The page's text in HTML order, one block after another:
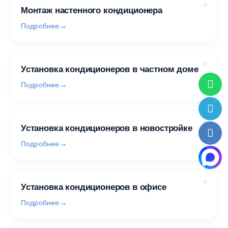
Монтаж настенного кондиционера
Подробнее
Установка кондиционеров в частном доме
Подробнее
Установка кондиционеров в новостройке
Подробнее
Установка кондиционеров в офисе
Подробнее